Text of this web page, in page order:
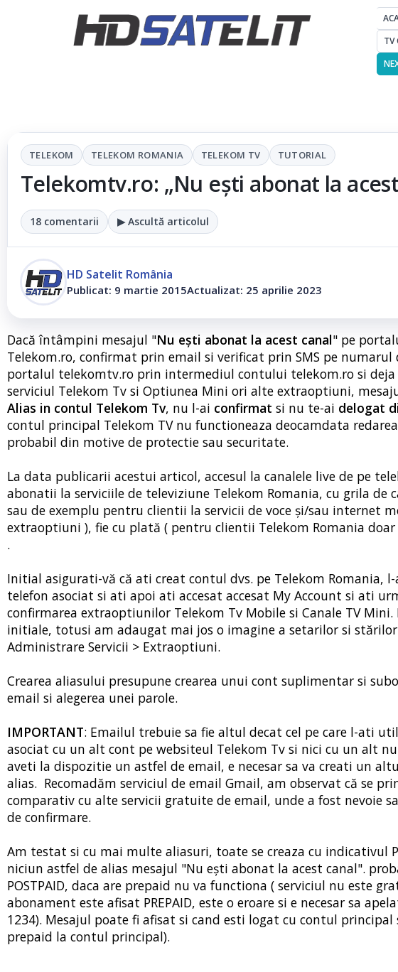
TV
TELEKOM TELEKOM ROMANIA TELEKOM TV TUTORIAL
Telekomtv.ro: „Nu ești abonat la
18 comentarii ▶ Ascultă articolul
HD Satelit România
Publicat: 9 martie 2015Actualizat: 25 aprilie 2023
Dacă întâmpini mesajul "Nu ești abonat la acest canal" pe
Telekom.ro, confirmat prin email si verificat prin SMS pe
portalul telekomtv.ro prin intermediul contului telekom.ro si
serviciul Telekom Tv si Optiunea Mini ori alte extraoptiuni,
Alias in contul Telekom Tv, nu l-ai confirmat si nu te-ai delogat
contul principal Telekom TV nu functioneaza deocamdata
probabil din motive de protectie sau securitate.
La data publicarii acestui articol, accesul la canalele live de pe
abonatii la serviciile de televiziune Telekom Romania, cu grila de
sau de exemplu pentru clientii la servicii de voce și/sau internet
extraoptiuni ), fie cu plată ( pentru clientii Telekom Romania
.
Initial asigurati-vă că ati creat contul dvs. pe Telekom Romania,
telefon asociat si ati apoi ati accesat accesat My Account si ati
confirmarea extraoptiunilor Telekom Tv Mobile si Canale TV
initiale, totusi am adaugat mai jos o imagine a setarilor si
Administrare Servicii > Extraoptiuni.
Crearea aliasului presupune crearea unui cont suplimentar si
email si alegerea unei parole.
IMPORTANT: Emailul trebuie sa fie altul decat cel pe care l-ati
asociat cu un alt cont pe websiteul Telekom Tv si nici cu un alt
aveti la dispozitie un astfel de email, e necesar sa va creati un
alias. Recomadăm serviciul de email Gmail, am observat că se
comparativ cu alte servicii gratuite de email, unde a fost
de confirmare.
Am testat si cu mai multe aliasuri, toate se creaza cu indicativul
niciun astfel de alias mesajul "Nu ești abonat la acest canal".
POSTPAID, daca are prepaid nu va functiona ( serviciul nu este
abonament este afisat PREPAID, este o eroare si e necesar sa
1234). Mesajul poate fi afisat si cand esti logat cu contul
prepaid la contul principal).